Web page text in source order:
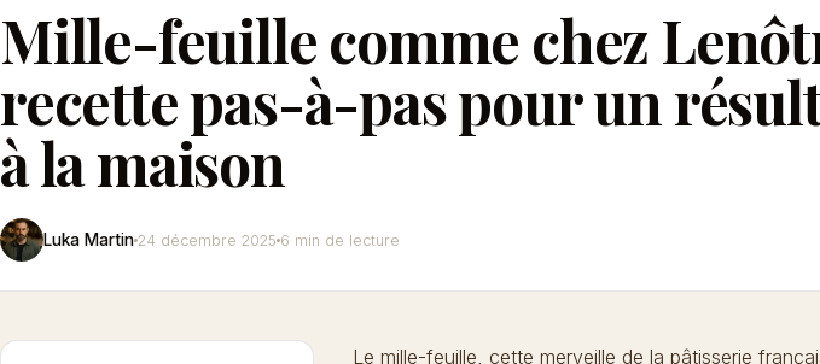
Mille-feuille comme chez
recette pas-à-pas pour un
à la maison
Luka Martin 24 décembre 2025 6 min de lecture
Le mille-feuille, cette merveille de la pâtisserie